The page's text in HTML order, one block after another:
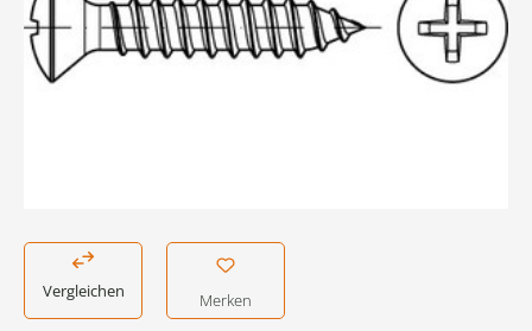
Vergleichen Merken